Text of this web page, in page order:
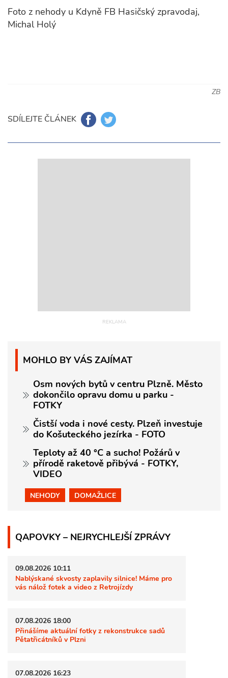
Foto z nehody u Kdyně FB Hasičský zpravodaj,
Michal Holý
ZB
SDÍLEJTE ČLÁNEK
MOHLO BY VÁS ZAJÍMAT
Osm nových bytů v centru Plzně. Město
dokončilo opravu domu u parku -
FOTKY
Čistší voda i nové cesty. Plzeň investuje
do Košuteckého jezírka - FOTO
Teploty až 40 °C a sucho! Požárů v
přírodě raketově přibývá - FOTKY,
VIDEO
NEHODY DOMAŽLICE
QAPOVKY – NEJRYCHLEJŠÍ ZPRÁVY
09.08.2026 10:11
Nablýskané skvosty zaplavily silnice! Máme pro
vás nálož fotek a video z Retrojízdy
07.08.2026 18:00
Přinášíme aktuální fotky z rekonstrukce sadů
Pětatřicátníků v Plzni
07.08.2026 16:23